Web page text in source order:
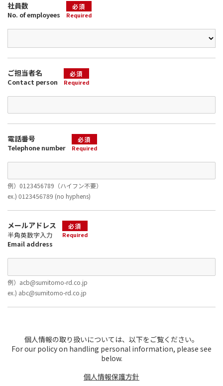
社員数
No. of employees
必須
Required
ご担当者名
Contact person
必須
Required
電話番号
Telephone number
必須
Required
例）0123456789（ハイフン不要）
ex.) 0123456789 (no hyphens)
メールアドレス
半角英数字入力
Email address
必須
Required
例）acb@sumitomo-rd.co.jp
ex.) abc@sumitomo-rd.co.jp
個人情報の取り扱いについては、以下をご覧ください。
For our policy on handling personal information, please see
below.
個人情報保護方針